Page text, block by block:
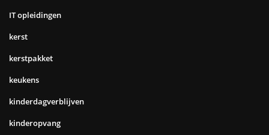
IT opleidingen
kerst
kerstpakket
keukens
kinderdagverblijven
kinderopvang